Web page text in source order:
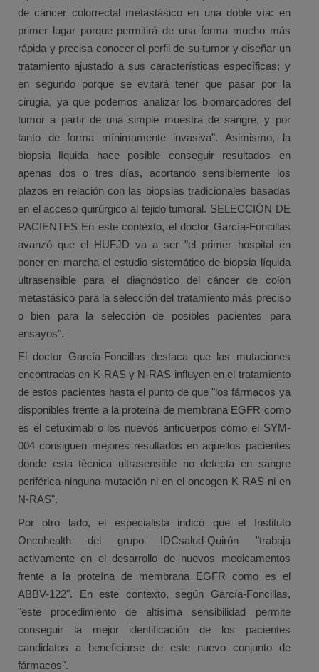
de cáncer colorrectal metastásico en una doble vía: en
primer lugar porque permitirá de una forma mucho más
rápida y precisa conocer el perfil de su tumor y diseñar un
tratamiento ajustado a sus características específicas; y
en segundo porque se evitará tener que pasar por la
cirugía, ya que podemos analizar los biomarcadores del
tumor a partir de una simple muestra de sangre, y por
tanto de forma mínimamente invasiva". Asimismo, la
biopsia líquida hace posible conseguir resultados en
apenas dos o tres días, acortando sensiblemente los
plazos en relación con las biopsias tradicionales basadas
en el acceso quirúrgico al tejido tumoral. SELECCIÓN DE
PACIENTES En este contexto, el doctor García-Foncillas
avanzó que el HUFJD va a ser "el primer hospital en
poner en marcha el estudio sistemático de biopsia líquida
ultrasensible para el diagnóstico del cáncer de colon
metastásico para la selección del tratamiento más preciso
o bien para la selección de posibles pacientes para
ensayos".
El doctor García-Foncillas destaca que las mutaciones
encontradas en K-RAS y N-RAS influyen en el tratamiento
de estos pacientes hasta el punto de que "los fármacos ya
disponibles frente a la proteína de membrana EGFR como
es el cetuximab o los nuevos anticuerpos como el SYM-
004 consiguen mejores resultados en aquellos pacientes
donde esta técnica ultrasensible no detecta en sangre
periférica ninguna mutación ni en el oncogen K-RAS ni en
N-RAS".
Por otro lado, el especialista indicó que el Instituto
Oncohealth del grupo IDCsalud-Quirón "trabaja
activamente en el desarrollo de nuevos medicamentos
frente a la proteína de membrana EGFR como es el
ABBV-122". En este contexto, según García-Foncillas,
"este procedimiento de altísima sensibilidad permite
conseguir la mejor identificación de los pacientes
candidatos a beneficiarse de este nuevo conjunto de
fármacos".